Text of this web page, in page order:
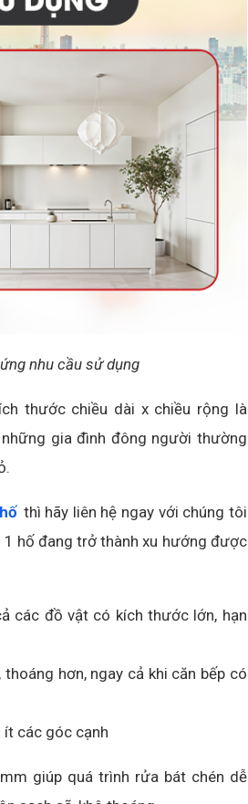
nhu cầu sử dụng
thước chiều dài x chiều rộng là
gia đình đông người thường
thì hãy liên hệ ngay với chúng tôi
1 hố đang trở thành xu hướng được
các đồ vật có kích thước lớn, hạn
hơn, ngay cả khi căn bếp có
ít các góc cạnh
giúp quá trình rửa bát chén dễ